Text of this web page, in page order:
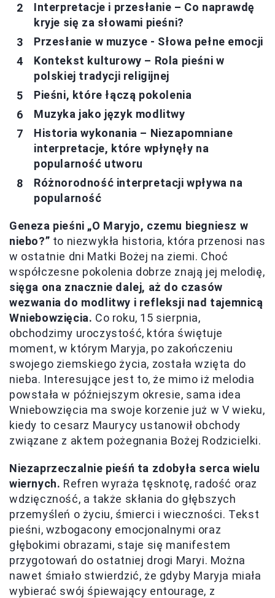
Interpretacje i przesłanie – Co naprawdę
kryje się za słowami pieśni?
Przesłanie w muzyce - Słowa pełne emocji
Kontekst kulturowy – Rola pieśni w
polskiej tradycji religijnej
Pieśni, które łączą pokolenia
Muzyka jako język modlitwy
Historia wykonania – Niezapomniane
interpretacje, które wpłynęły na
popularność utworu
Różnorodność interpretacji wpływa na
popularność
Geneza pieśni „O Maryjo, czemu biegniesz w
niebo?” to niezwykła historia, która przenosi nas
w ostatnie dni Matki Bożej na ziemi. Choć
współczesne pokolenia dobrze znają jej melodię,
sięga ona znacznie dalej, aż do czasów
wezwania do modlitwy i refleksji nad tajemnicą
Wniebowzięcia. Co roku, 15 sierpnia,
obchodzimy uroczystość, która świętuje
moment, w którym Maryja, po zakończeniu
swojego ziemskiego życia, została wzięta do
nieba. Interesujące jest to, że mimo iż melodia
powstała w późniejszym okresie, sama idea
Wniebowzięcia ma swoje korzenie już w V wieku,
kiedy to cesarz Maurycy ustanowił obchody
związane z aktem pożegnania Bożej Rodzicielki.
Niezaprzeczalnie pieśń ta zdobyła serca wielu
wiernych. Refren wyraża tęsknotę, radość oraz
wdzięczność, a także skłania do głębszych
przemyśleń o życiu, śmierci i wieczności. Tekst
pieśni, wzbogacony emocjonalnymi oraz
głębokimi obrazami, staje się manifestem
przygotowań do ostatniej drogi Maryi. Można
nawet śmiało stwierdzić, że gdyby Maryja miała
wybierać swój śpiewający entourage, z